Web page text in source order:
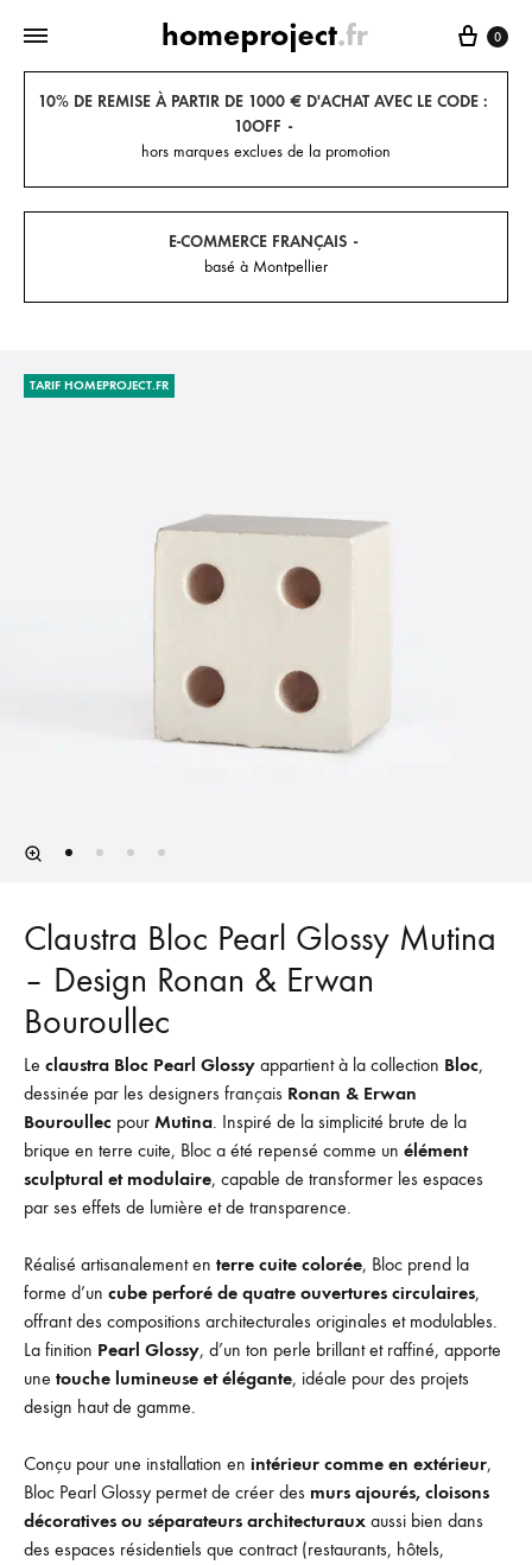
Panier
0
10% DE REMISE À PARTIR DE 1000 € D'ACHAT AVEC LE CODE :
10OFF
hors marques exclues de la promotion
E-COMMERCE FRANÇAIS
basé à Montpellier
TARIF HOMEPROJECT.FR
Claustra Bloc Pearl Glossy Mutina
– Design Ronan & Erwan
Bouroullec
Le claustra Bloc Pearl Glossy appartient à la collection Bloc,
dessinée par les designers français Ronan & Erwan
Bouroullec pour Mutina. Inspiré de la simplicité brute de la
brique en terre cuite, Bloc a été repensé comme un élément
sculptural et modulaire, capable de transformer les espaces
par ses effets de lumière et de transparence.
Réalisé artisanalement en terre cuite colorée, Bloc prend la
forme d’un cube perforé de quatre ouvertures circulaires,
offrant des compositions architecturales originales et modulables.
La finition Pearl Glossy, d’un ton perle brillant et raffiné, apporte
une touche lumineuse et élégante, idéale pour des projets
design haut de gamme.
Conçu pour une installation en intérieur comme en extérieur,
Bloc Pearl Glossy permet de créer des murs ajourés, cloisons
décoratives ou séparateurs architecturaux aussi bien dans
des espaces résidentiels que contract (restaurants, hôtels,